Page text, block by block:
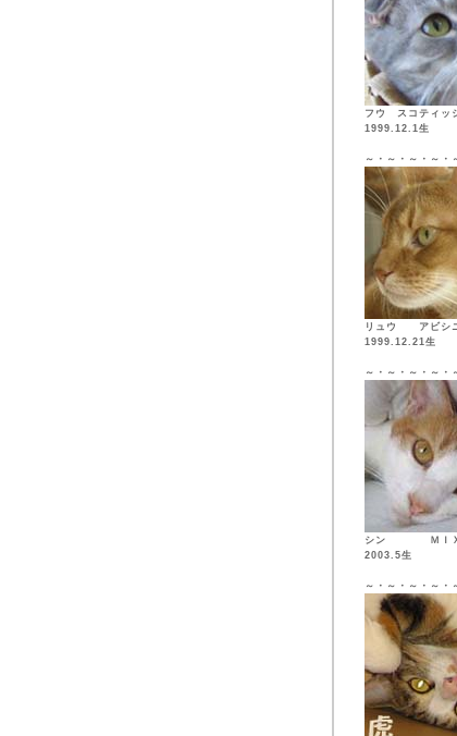
フウ スコティッ
1999.12.1生
～・～・～・～・
リュウ アビ
1999.12.21生
～・～・～・～・
シン
2003.5生
～・～・～・～・